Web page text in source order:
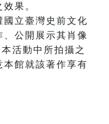
果。
立臺灣史前文化
公開展示其肖像
活動中所拍攝之
館就該著作享有